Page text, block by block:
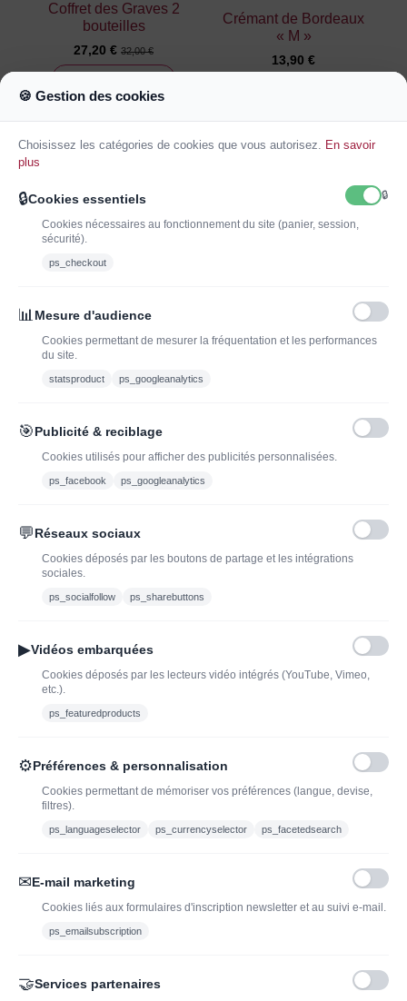
Coffret des Graves 2
bouteilles
27,20 €32,00 €
Ajouter au
panier
Crémant de Bordeaux
« M »
13,90 €
Ajouter au
panier
J'ADOPTEUNVIN
J'ai lu et j'accepte les conditions générales de vente
Offres du moment
Bouteilles d'exception
à découvrir| J’adopte un
vin
bouteille de champagne,
Caviste en ligne pour l’adoption de vin, champagne,
contact@jadopteunvin.fr
🍪 Gestion des cookies
Choisissez les catégories de cookies que vous autorisez. En savoir
plus
🔒Cookies essentiels 🔒
Cookies nécessaires au fonctionnement du site (panier, session,
sécurité).
ps_checkout
📊 Mesure d'audience
Cookies permettant de mesurer la fréquentation et les performances
du site.
statsproduct ps_googleanalytics
🎯Publicité & reciblage
Cookies utilisés pour afficher des publicités personnalisées.
ps_facebook ps_googleanalytics
💬Réseaux sociaux
Cookies déposés par les boutons de partage et les intégrations
sociales.
ps_socialfollow ps_sharebuttons
▶Vidéos embarquées
Cookies déposés par les lecteurs vidéo intégrés (YouTube, Vimeo,
etc.).
ps_featuredproducts
⚙Préférences & personnalisation
Cookies permettant de mémoriser vos préférences (langue, devise,
filtres).
ps_languageselector ps_currencyselector ps_facetedsearch
✉E-mail marketing
Cookies liés aux formulaires d'inscription newsletter et au suivi e-mail.
ps_emailsubscription
🤝Services partenaires